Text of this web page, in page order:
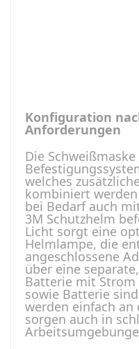
Konfiguration
Anforderungen
Die
welches
kombiniert
bei Bedarf auch
3M Schutzhelm
Licht sorgt eine
Helmlampe, die
angeschlossene
über eine
Batterie mit
sowie Batterie
werden einfach
sorgen auch in